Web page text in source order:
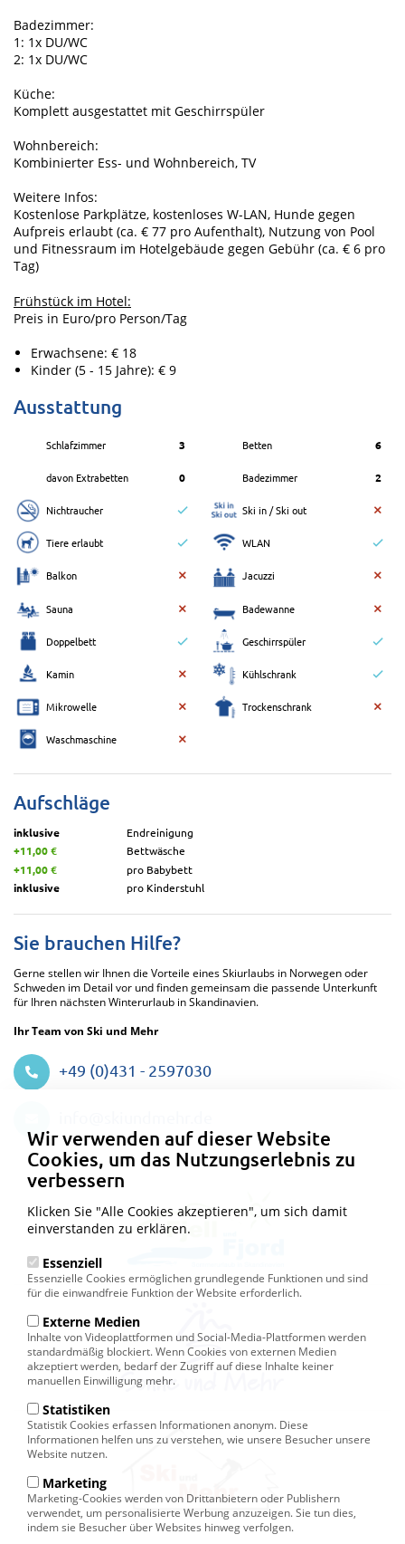
Badezimmer:
1: 1x DU/WC
2: 1x DU/WC
Küche:
Komplett ausgestattet mit Geschirrspüler
Wohnbereich:
Kombinierter Ess- und Wohnbereich, TV
Weitere Infos:
Kostenlose Parkplätze, kostenloses W-LAN, Hunde gegen
Aufpreis erlaubt (ca. € 77 pro Aufenthalt), Nutzung von Pool
und Fitnessraum im Hotelgebäude gegen Gebühr (ca. € 6 pro
Tag)
Frühstück im Hotel:
Preis in Euro/pro Person/Tag
Erwachsene: € 18
Kinder (5 - 15 Jahre): € 9
Ausstattung
Schlafzimmer 3 Betten 6
davon Extrabetten 0 Badezimmer 2
Nichtraucher Ski in / Ski out
Tiere erlaubt WLAN
Balkon Jacuzzi
Sauna Badewanne
Doppelbett Geschirrspüler
Kamin Kühlschrank
Mikrowelle Trockenschrank
Waschmaschine
Aufschläge
inklusive
Endreinigung
+11,00 €
Bettwäsche
+11,00 €
pro Babybett
inklusive
pro Kinderstuhl
Sie brauchen Hilfe?
Gerne stellen wir Ihnen die Vorteile eines Skiurlaubs in Norwegen oder
Schweden im Detail vor und finden gemeinsam die passende Unterkunft
für Ihren nächsten Winterurlaub in Skandinavien.
Ihr Team von Ski und Mehr
+49 (0)431 - 2597030
Wir verwenden auf dieser Website
Cookies, um das Nutzungserlebnis zu
verbessern
Klicken Sie "Alle Cookies akzeptieren", um sich damit
einverstanden zu erklären.
Essenziell
Essenzielle Cookies ermöglichen grundlegende Funktionen und sind
für die einwandfreie Funktion der Website erforderlich.
Externe Medien
Inhalte von Videoplattformen und Social-Media-Plattformen werden
standardmäßig blockiert. Wenn Cookies von externen Medien
akzeptiert werden, bedarf der Zugriff auf diese Inhalte keiner
manuellen Einwilligung mehr.
Statistiken
Statistik Cookies erfassen Informationen anonym. Diese
Informationen helfen uns zu verstehen, wie unsere Besucher unsere
Website nutzen.
Marketing
Marketing-Cookies werden von Drittanbietern oder Publishern
verwendet, um personalisierte Werbung anzuzeigen. Sie tun dies,
indem sie Besucher über Websites hinweg verfolgen.